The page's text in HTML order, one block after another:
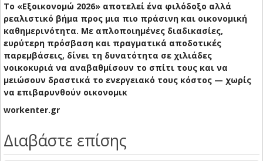
Το «Εξοικονομώ 2026» αποτελεί ένα φιλόδοξο αλλά
ρεαλιστικό βήμα προς μια πιο πράσινη και οικονομική
καθημερινότητα. Με απλοποιημένες διαδικασίες,
ευρύτερη πρόσβαση και πραγματικά αποδοτικές
παρεμβάσεις, δίνει τη δυνατότητα σε χιλιάδες
νοικοκυριά να αναβαθμίσουν το σπίτι τους και να
μειώσουν δραστικά το ενεργειακό τους κόστος — χωρίς
να επιβαρυνθούν οικονομικ
workenter.gr
Διαβάστε επίσης